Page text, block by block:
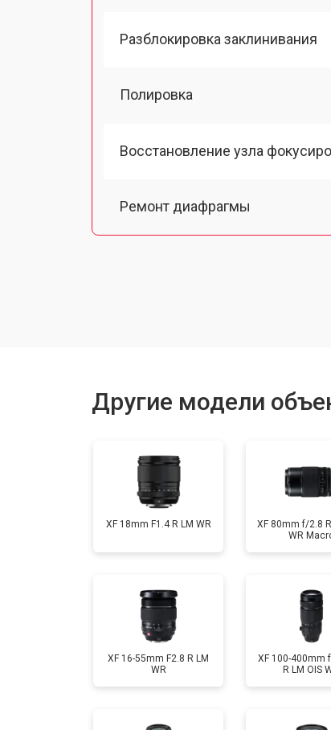
Разблокировка заклинивания
Полировка
Восстановление узла
Ремонт диафрагмы
Ремонт шлейфа оптического
Другие модели
XF 18mm F1.4 R LM WR
XF 80mm f/2.8
WR
XF 16-55mm F2.8 R LM
WR
XF 100-400mm
R LM OIS